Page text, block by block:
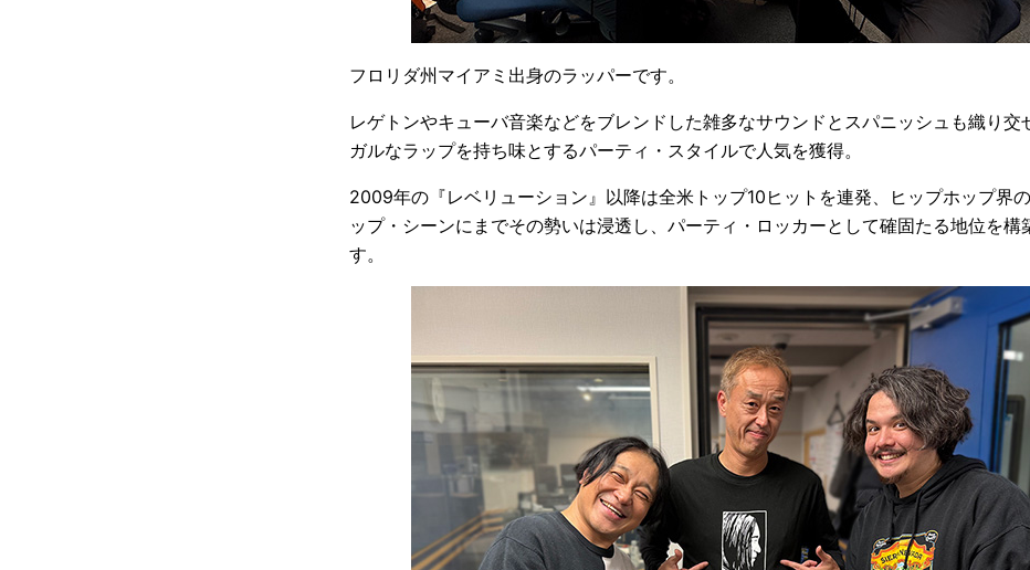
フロリダ州マイアミ出身のラッパーです。
レゲトンやキューバ音楽などをブレンドした雑多なサウンドとスパニッシュも織り交
ガルなラップを持ち味とするパーティ・スタイルで人気を獲得。
2009年の『レベリューション』以降は全米トップ10ヒットを連発、ヒップホップ界
ップ・シーンにまでその勢いは浸透し、パーティ・ロッカーとして確固たる地位を構
す。